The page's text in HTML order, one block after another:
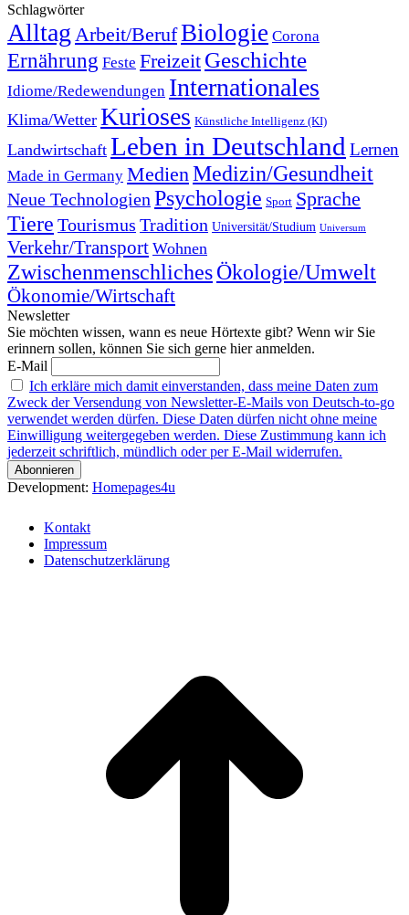
Schlagwörter
Alltag Arbeit/BerufBiologie Corona
Ernährung Feste Freizeit Geschichte
Idiome/Redewendungen Internationales
Klima/Wetter Kurioses Künstliche Intelligenz (KI)
Landwirtschaft Leben in Deutschland Lernen
Made in Germany Medien Medizin/Gesundheit
Neue Technologien Psychologie Sport Sprache
Tiere Tourismus Tradition Universität/Studium Universum
Verkehr/Transport Wohnen
ZwischenmenschlichesÖkologie/Umwelt
Ökonomie/Wirtschaft
Newsletter
Sie möchten wissen, wann es neue Hörtexte gibt? Wenn wir Sie
erinnern sollen, können Sie sich gerne hier anmelden.
E-Mail
Ich erkläre mich damit einverstanden, dass meine Daten zum
Zweck der Versendung von Newsletter-E-Mails von Deutsch-to-go
verwendet werden dürfen. Diese Daten dürfen nicht ohne meine
Einwilligung weitergegeben werden. Diese Zustimmung kann ich
jederzeit schriftlich, mündlich oder per E-Mail widerrufen.
Development: Homepages4u
Kontakt
Impressum
Datenschutzerklärung